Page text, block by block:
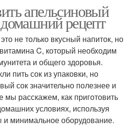
апельсиновый
рецепт
не только вкусный напиток, но
C, который необходим
и общего здоровья.
пить сок из упаковки, но
сок значительно полезнее и
мы расскажем, как приготовить
условиях, используя
и минимальное оборудование.